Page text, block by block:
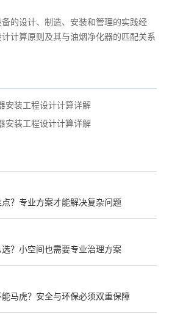
的设计、制造、安装和管理的实践经
计算原则及其与油烟净化器的匹配关系
安装工程设计计算详解
安装工程设计计算详解
？专业方案才能解决复杂问题
？小空间也需要专业治理方案
马虎？安全与环保必须双重保障